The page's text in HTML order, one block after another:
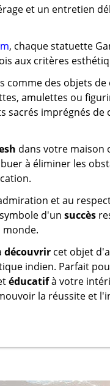
et un entretien
, chaque statuette
aux critères
comme des objets
amulettes ou
sacrés imprégnés de
dans votre maison
à éliminer les
et au
d'un succès
découvrir cet objet
indien. Parfait
éducatifà votre
la réussite et